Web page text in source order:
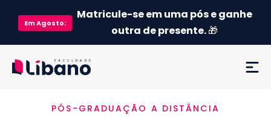
EmAgosto:
Matricule-se em uma pós e ganhe
outra de presente.🎁
EmentaPÓS-GRADUAÇÃO A DISTÂNCIA